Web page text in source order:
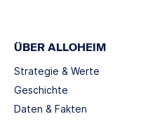
ÜBER ALLOHEIM
Strategie & Werte
Geschichte
Daten & Fakten